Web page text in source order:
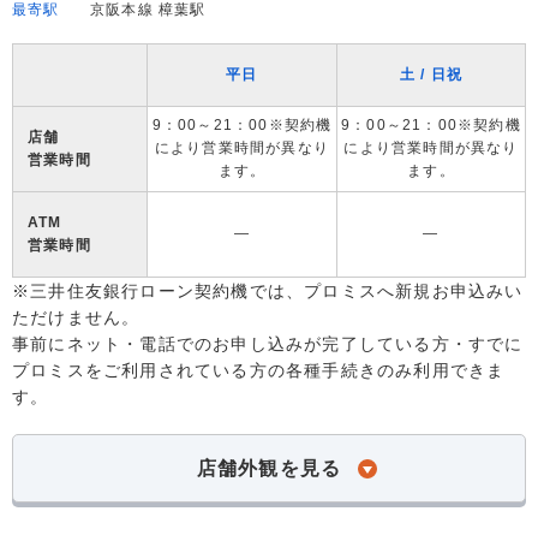
最寄駅
京阪本線 樟葉駅
平日 土 / 日祝
店舗
営業時間
9：00～21：00※契約機
により営業時間が異なり
ます。
9：00～21：00※契約機
により営業時間が異なり
ます。
ATM
営業時間
― ―
※三井住友銀行ローン契約機では、プロミスへ新規お申込みい
ただけません。
事前にネット・電話でのお申し込みが完了している方・すでに
プロミスをご利用されている方の各種手続きのみ利用できま
す。
店舗外観を見る